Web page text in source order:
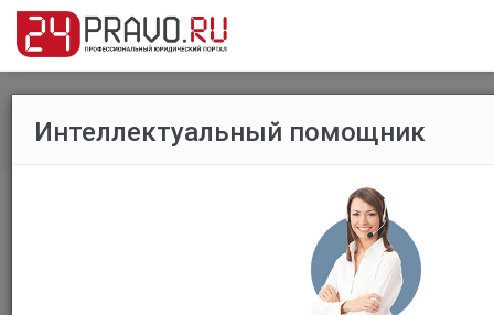
Все публикации / Уголовное право
Д​ело «Лайф-из-Гуд» – «Гермес» –
Интеллектуальный помощник